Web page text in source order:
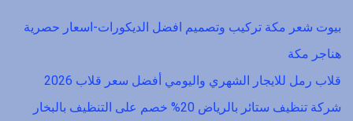
بيوت شعر مكة تركيب وتصميم افضل الديكورات-اسعار حصرية
هناجر مكة
قلاب رمل للايجار الشهري واليومي أفضل سعر قلاب 2026
شركة تنظيف ستائر بالرياض 20% خصم على التنظيف بالبخار